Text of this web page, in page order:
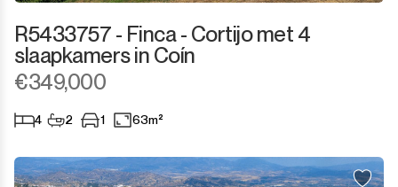
R5433757 - Finca - Cortijo met 4
slaapkamers in Coín
€349,000
4 2 1 63m²